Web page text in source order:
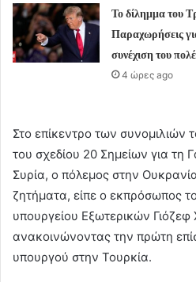
Το δίλημμα του
Παραχωρήσεις
συνέχιση του
4 ώρες ago
Στο επίκεντρο των συνομιλιών
του σχεδίου 20 Σημείων για τη
Συρία, ο πόλεμος στην
ζητήματα, είπε ο εκπρόσωπος
υπουργείου Εξωτερικών Γιόζεφ
ανακοινώνοντας την πρώτη
υπουργού στην Τουρκία.